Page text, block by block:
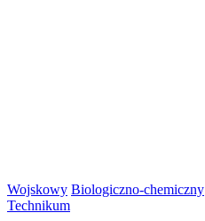
Wojskowy Biologiczno-chemiczny
Technikum